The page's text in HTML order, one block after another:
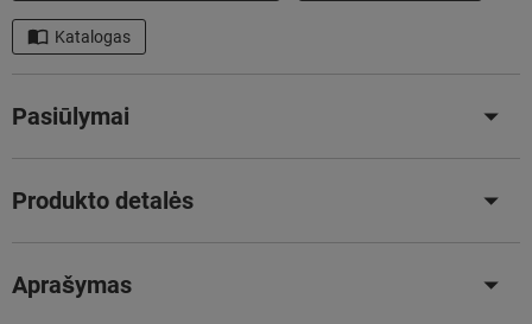
Katalogas
Pasiūlymai
Produkto detalės
Aprašymas